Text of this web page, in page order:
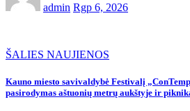
admin Rgp 6, 2026
ŠALIES NAUJIENOS
Kauno miesto savivaldybė Festivalį
pasirodymas aštuonių metrų aukštyje ir